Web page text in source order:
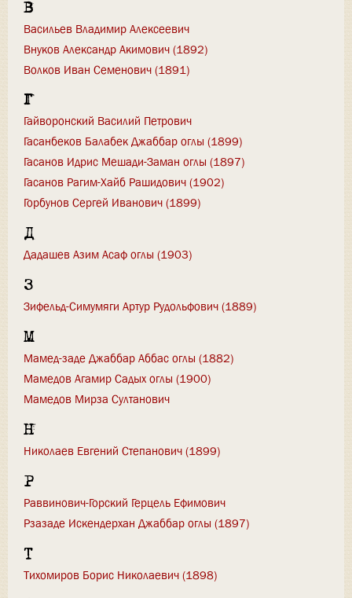
В
Васильев Владимир Алексеевич
Внуков Александр Акимович (1892)
Волков Иван Семенович (1891)
Г
Гайворонский Василий Петрович
Гасанбеков Балабек Джаббар оглы (1899)
Гасанов Идрис Мешади-Заман оглы (1897)
Гасанов Рагим-Хайб Рашидович (1902)
Горбунов Сергей Иванович (1899)
Д
Дадашев Азим Асаф оглы (1903)
З
Зифeльд-Симумяги Артур Рудoльфович (1889)
М
Мамед-заде Джаббар Аббас оглы (1882)
Мамедов Агамир Садых оглы (1900)
Мамедов Мирза Султанович
Н
Николаев Евгений Степанович (1899)
Р
Раввинович-Горский Герцель Ефимович
Рзазаде Искендерхан Джаббар оглы (1897)
Т
Тихомиров Борис Николаевич (1898)